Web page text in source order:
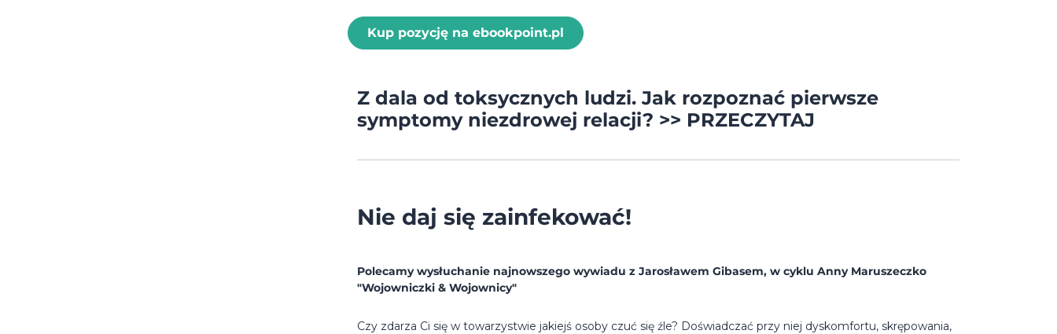
Kup pozycję na ebookpoint.pl
Z dala od toksycznych ludzi. Jak rozpoznać pierwsze
symptomy niezdrowej relacji? >> PRZECZYTAJ
Nie daj się zainfekować!
Polecamy wysłuchanie najnowszego wywiadu z Jarosławem Gibasem, w cyklu Anny Maruszeczko
"Wojowniczki & Wojownicy"
Czy zdarza Ci się w towarzystwie jakiejś osoby czuć się źle? Doświadczać przy niej dyskomfortu, skrępowania,